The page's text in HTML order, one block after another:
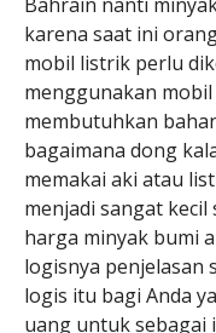
karena saat ini
mobil listrik perlu
menggunakan
membutuhkan
bagaimana dong
memakai aki atau
menjadi sangat
harga minyak bumi
logisnya penjelasan
logis itu bagi Anda
uang untuk sebagai